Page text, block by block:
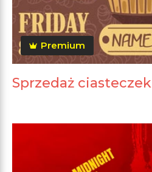
Premium
Sprzedaż ciasteczek